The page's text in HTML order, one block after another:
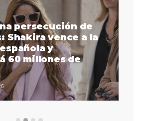
persecución de
Shakira vence a la
y
60 millones de